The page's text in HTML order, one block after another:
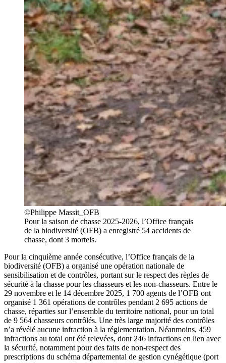
©Philippe Massit_OFB
Pour la saison de chasse 2025-2026, l’Office français
de la biodiversité (OFB) a enregistré 54 accidents de
chasse, dont 3 mortels.
Pour la cinquième année consécutive, l’Office français de la
biodiversité (OFB) a organisé une opération nationale de
sensibilisation et de contrôles, portant sur le respect des règles de
sécurité à la chasse pour les chasseurs et les non-chasseurs. Entre le
29 novembre et le 14 décembre 2025, 1 700 agents de l’OFB ont
organisé 1 361 opérations de contrôles pendant 2 695 actions de
chasse, réparties sur l’ensemble du territoire national, pour un total
de 9 564 chasseurs contrôlés. Une très large majorité des contrôles
n’a révélé aucune infraction à la réglementation. Néanmoins, 459
infractions au total ont été relevées, dont 246 infractions en lien avec
la sécurité, notamment pour des faits de non-respect des
prescriptions du schéma départemental de gestion cynégétique (port